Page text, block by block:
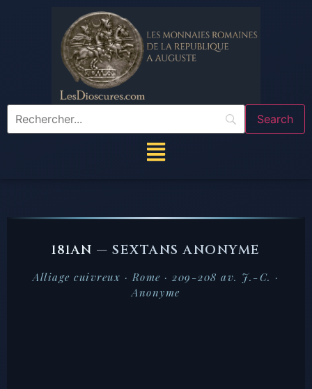
181AN —SEXTANS ANONYME
Alliage cuivreux · Rome · 209-208 av. J.-C. ·
Anonyme